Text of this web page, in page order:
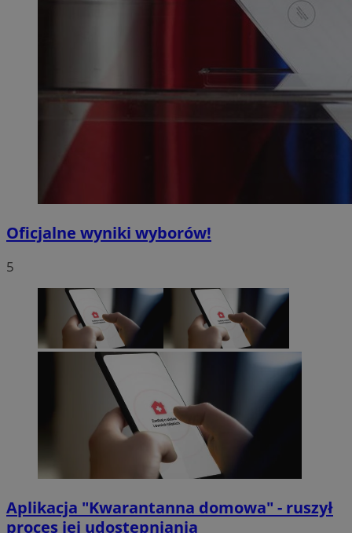
Oficjalne wyniki wyborów!
5
Aplikacja "Kwarantanna domowa" - ruszył
proces jej udostępniania